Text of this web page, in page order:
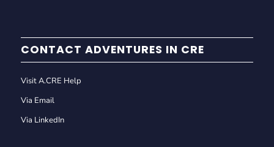
CONTACT ADVENTURES IN CRE
Visit A.CRE Help
Via Email
Via LinkedIn